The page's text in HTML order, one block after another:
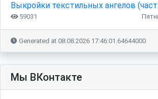
Выкройки текстильных ангелов
59031
Generated at 08.08.2026 17:46:01.64644000
Мы ВКонтакте